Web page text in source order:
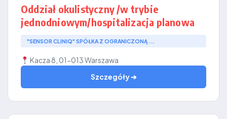
Oddział okulistyczny /w trybie
jednodniowym/hospitalizacja planowa
"SENSOR CLINIQ" SPÓŁKA Z OGRANICZONĄ ...
Kacza 8, 01-013 Warszawa
Szczegóły ➔